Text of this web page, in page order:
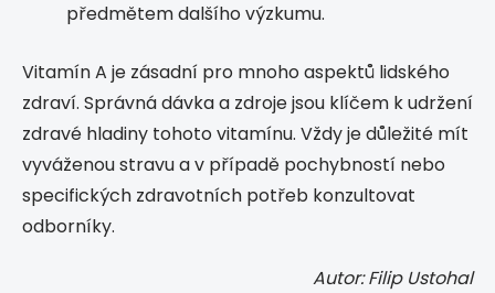
předmětem dalšího výzkumu.
Vitamín A je zásadní pro mnoho aspektů lidského
zdraví. Správná dávka a zdroje jsou klíčem k udržení
zdravé hladiny tohoto vitamínu. Vždy je důležité mít
vyváženou stravu a v případě pochybností nebo
specifických zdravotních potřeb konzultovat
odborníky.
Autor: Filip Ustohal